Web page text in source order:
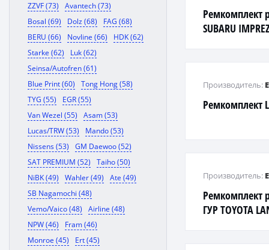
ZZVF (73)
Avantech (73)
Bosal (69)
Dolz (68)
FAG (68)
BERU (66)
Novline (66)
HDK (62)
Starke (62)
Luk (62)
Seinsa/Autofren (61)
Blue Print (60)
Tong Hong (58)
TYG (55)
EGR (55)
Van Wezel (55)
Asam (53)
Lucas/TRW (53)
Mando (53)
Nissens (53)
GM Daewoo (52)
SAT PREMIUM (52)
Taiho (50)
NiBK (49)
Wahler (49)
Ate (49)
SB Nagamochi (48)
Vemo/Vaico (48)
Airline (48)
NPW (46)
Fram (46)
Monroe (45)
Ert (45)
Ремкомплект
SUBARU
Ремкомплект
Производитель:
Ремкомплект
ГУР TOYOTA
Производитель: